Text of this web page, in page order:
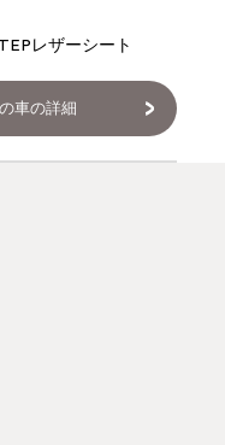
レザーシート
車の詳細